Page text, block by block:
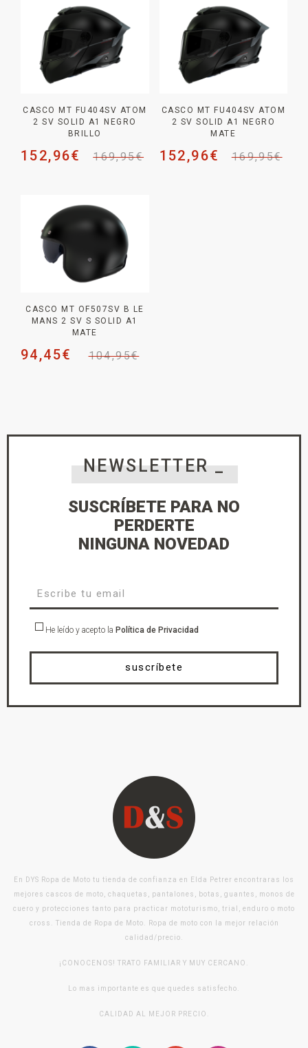
CASCO MT FU404SV ATOM
2 SV SOLID A1 NEGRO
BRILLO
169,95€
152,96€
CASCO MT FU404SV ATOM
2 SV SOLID A1 NEGRO
MATE
169,95€
152,96€
CASCO MT OF507SV B LE
MANS 2 SV S SOLID A1
MATE
104,95€
94,45€
NEWSLETTER _
SUSCRÍBETE PARA NO
PERDERTE
NINGUNA NOVEDAD
He leído y acepto la Política de Privacidad
suscríbete
En DYS Ropa de Moto tu tienda de confianza en Elda Petrer encontraras los
mejores cascos de moto, chaquetas, pantalones, botas, guantes, monos de
cuero y protecciones tanto para practicar mototurismo, trial, enduro o moto
cross. Tienda de Ropa de Moto. Ropa de moto con la mejor relación
calidad/precio.
¡CONOCENOS! TRATO FAMILIAR Y MUY CERCANO.
Lo mas importante es que quedes satisfecho.
CALIDAD AL MEJOR PRECIO.